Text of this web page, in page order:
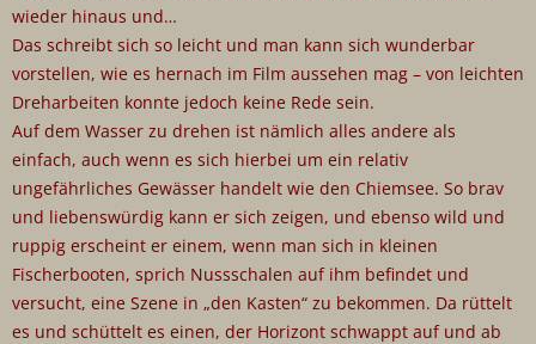
wieder hinaus und…
Das schreibt sich so leicht und man kann sich wunderbar
vorstellen, wie es hernach im Film aussehen mag – von leichten
Dreharbeiten konnte jedoch keine Rede sein.
Auf dem Wasser zu drehen ist nämlich alles andere als
einfach, auch wenn es sich hierbei um ein relativ
ungefährliches Gewässer handelt wie den Chiemsee. So brav
und liebenswürdig kann er sich zeigen, und ebenso wild und
ruppig erscheint er einem, wenn man sich in kleinen
Fischerbooten, sprich Nussschalen auf ihm befindet und
versucht, eine Szene in „den Kasten“ zu bekommen. Da rüttelt
es und schüttelt es einen, der Horizont schwappt auf und ab